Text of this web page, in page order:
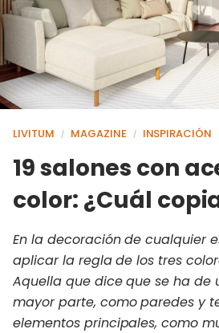
LIVITUM / MAGAZINE / INSPIRACIÓN
19 salones con
color: ¿Cuál
En la decoración de cualquier
aplicar la regla de los tres
Aquella que dice que se ha de
mayor parte, como paredes y
elementos principales, como